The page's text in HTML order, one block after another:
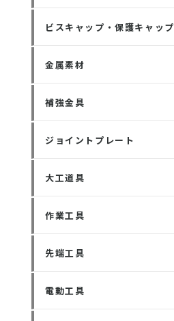
ビスキャップ・保護キャップ
金属素材
補強金具
ジョイントプレート
大工道具
作業工具
先端工具
電動工具